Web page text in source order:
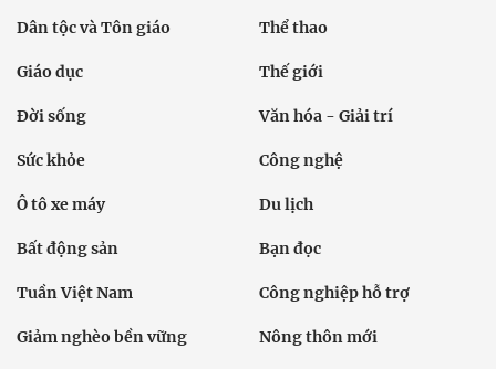
Dân tộc và Tôn giáo Thể thao
Giáo dục Thế giới
Đời sống Văn hóa - Giải trí
Sức khỏe Công nghệ
Ô tô xe máy Du lịch
Bất động sản Bạn đọc
Tuần Việt Nam Công nghiệp hỗ trợ
Giảm nghèo bền vững Nông thôn mới